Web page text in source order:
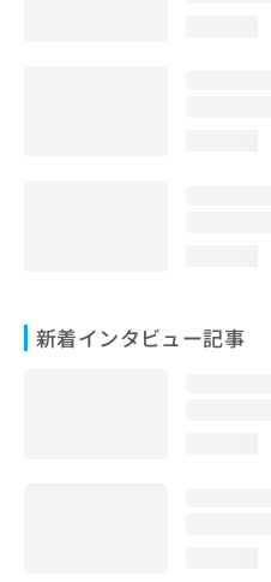
新着インタビュー記事